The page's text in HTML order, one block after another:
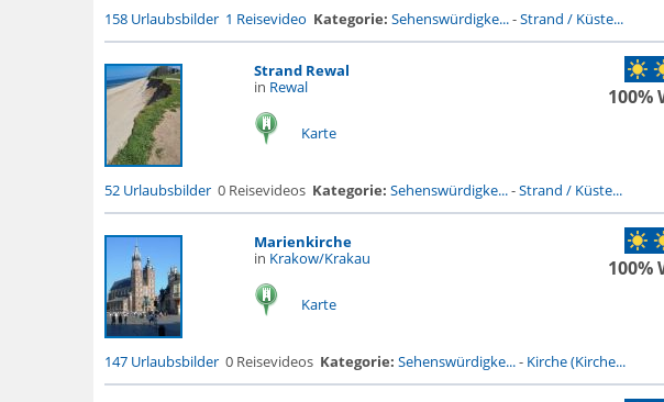
158 Urlaubsbilder 1 Reisevideo Kategorie: Sehenswürdigke...-Strand / Küste...
Strand Rewal
in Rewal
Karte
100%
52 Urlaubsbilder 0 Reisevideos Kategorie: Sehenswürdigke...-Strand / Küste...
Marienkirche
in Krakow/Krakau
Karte
100%
147 Urlaubsbilder 0 Reisevideos Kategorie: Sehenswürdigke...- Kirche (Kirche...